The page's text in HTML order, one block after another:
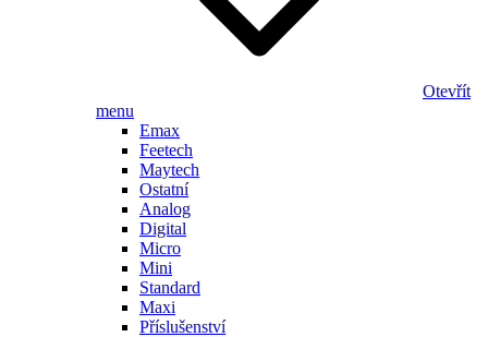
Otevřít
menu
Emax
Feetech
Maytech
Ostatní
Analog
Digital
Micro
Mini
Standard
Maxi
Příslušenství